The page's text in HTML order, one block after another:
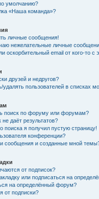
умолчанию?
«Наша команда»?
личные сообщения!
нежелательные личные
оскорбительный email от кого-то с
друзей и недругов?
удалять пользователей в списках
поиск по форуму или форумам?
даёт результатов?
поиска я получил пустую страницу!
конференции?
сообщения и созданные мной
от подписок?
или подписаться на
на определённый форум?
от подписки?